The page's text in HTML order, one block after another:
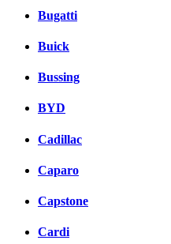
Bugatti
Buick
Bussing
BYD
Cadillac
Caparo
Capstone
Cardi